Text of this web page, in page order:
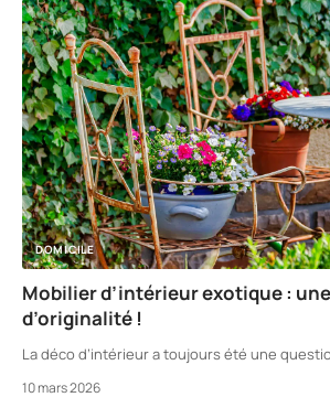
DOMICILE
Mobilier d’intérieur exotique :
d’originalité !
La déco d’intérieur a toujours été une
10 mars 2026